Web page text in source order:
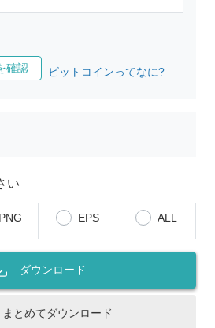
確認 ビットコインってなに?
い
PNG EPS ALL
ダウンロード
まとめてダウンロード